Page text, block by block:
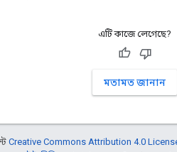
এটি কাজে লেগেছে?
মতামত জানান
Creative Commons Attribution 4.0